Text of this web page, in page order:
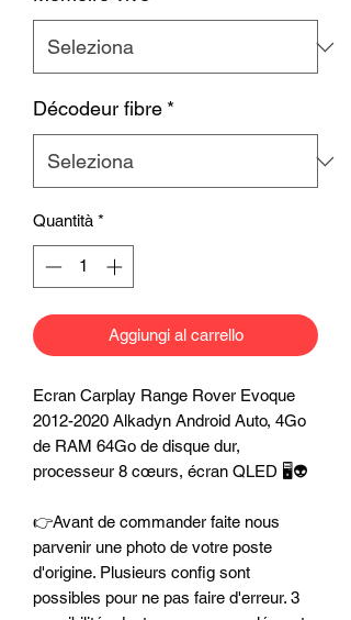
Décodeur fibre *
Quantità *
Aggiungi al carrello
Ecran Carplay Range Rover Evoque
2012-2020 Alkadyn Android Auto, 4Go
de RAM 64Go de disque dur,
processeur 8 cœurs, écran QLED 🖥️👽
👉Avant de commander faite nous
parvenir une photo de votre poste
d'origine. Plusieurs config sont
possibles pour ne pas faire d'erreur. 3